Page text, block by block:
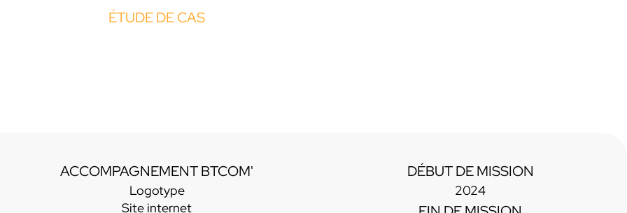
ÉTUDE DE CAS
ACCOMPAGNEMENT BTCOM'
Logotype
Site internet
DÉBUT DE MISSION
2024